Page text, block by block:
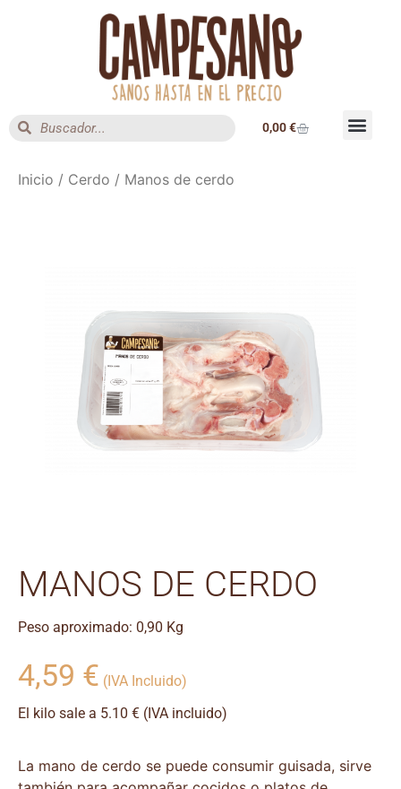
0,00€
Inicio / Cerdo / Manos de cerdo
MANOS DE CERDO
Peso aproximado: 0,90 Kg
4,59 € (IVA Incluido)
El kilo sale a 5.10 € (IVA incluido)
La mano de cerdo se puede consumir guisada, sirve